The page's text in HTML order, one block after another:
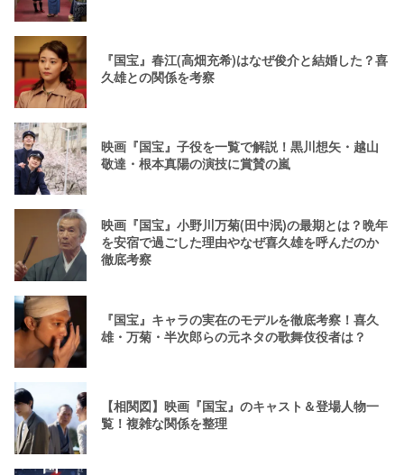
『国宝』春江(高畑充希)はなぜ俊介と結婚した？喜
久雄との関係を考察
映画『国宝』子役を一覧で解説！黒川想矢・越山
敬達・根本真陽の演技に賞賛の嵐
映画『国宝』小野川万菊(田中泯)の最期とは？晩年
を安宿で過ごした理由やなぜ喜久雄を呼んだのか
徹底考察
『国宝』キャラの実在のモデルを徹底考察！喜久
雄・万菊・半次郎らの元ネタの歌舞伎役者は？
【相関図】映画『国宝』のキャスト＆登場人物一
覧！複雑な関係を整理